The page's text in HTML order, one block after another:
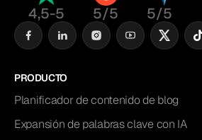
4,5-5 5/5 5/5
PRODUCTO
Planificador de contenido de blog
Expansión de palabras clave con IA